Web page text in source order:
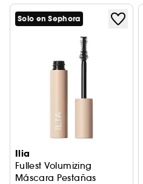
Solo en Sephora
Ilia
Fullest Volumizing
Máscara Pestañas